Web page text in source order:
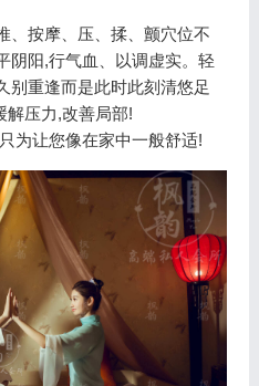
、按摩、压、揉、颤穴位不
阴阳,行气血、以调虚实。轻
别重逢而是此时此刻清悠足
解压力,改善局部!
为让您像在家中一般舒适!